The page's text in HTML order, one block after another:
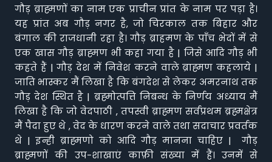
गौड़ ब्राह्मणों का नाम एक प्राचीन प्रांत के नाम पर पड़ा है।
यह प्रांत अब गौड़ नगर है, जो चिरकाल तक बिहार और
बंगाल की राजधानी रहा है। गौड़ ब्राहमण के पाँच भेदों में से
एक खास गौड़ ब्राह्मण भी कहा गया है | जिसे आदि गौड़ भी
कहते हैं | गौड़ देश में निवेश करने वाले ब्राह्मण कहलाये |
जाति भास्कर मैं लिखा है कि बंगदेश से लेकर अमरनाथ तक
गौड़ देश स्थित है | ब्रह्मोत्पत्ति निबन्ध के निर्णय अध्याय मैं
लिखा है कि जो वेदपाठी , तपस्वी ब्राह्मण सर्वप्रथम ब्रह्मक्षेत्र
मैं पैदा हुए थे , वेद के धारण करने वाले तथा सदाचार प्रवर्तक
थे | इन्ही ब्राह्मणो को आदि गौड़ मानना चाहिए | गौड़
ब्राह्मणों की उप-शाखाएं काफ़ी संख्या में हैं। उनमें से